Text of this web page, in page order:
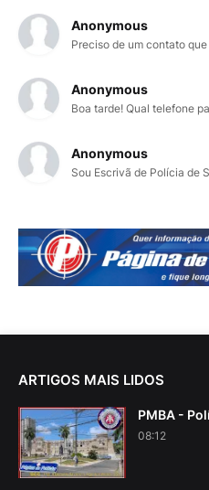
Anonymous
Preciso de um contato
Anonymous
Boa tarde! Qual telefone
Anonymous
Sou Escrivã de Polícia de
ARTIGOS MAIS LIDOS
PMBA -
08:12